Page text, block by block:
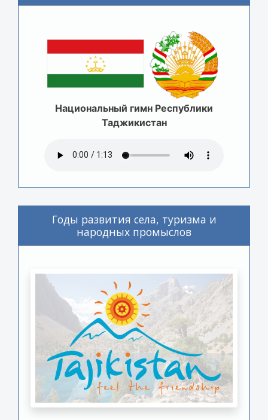
Национальный гимн Республики
Таджикистан
Годы развития села, туризма и
народных промыслов